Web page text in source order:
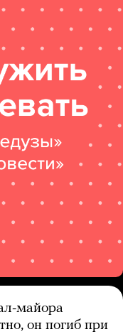
майора
он погиб при